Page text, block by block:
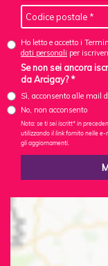
Ho letto e accetto i
dati personali per
Se non sei ancora
da Arcigay? *
Sì, acconsento alle mail
No, non acconsento
Nota: se ti sei iscritt* in
utilizzando il link fornito nelle
gli aggiornamenti.